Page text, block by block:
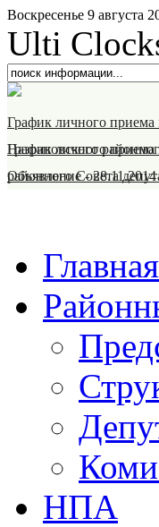
Воскресенье 9 августа
Ulti
График личного приема
Назрановского
График личного приема
районного Совета
Объявление-28.11.2014
Главная
НПА